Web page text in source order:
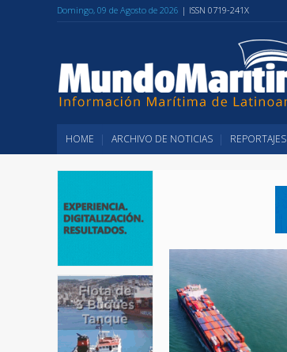
Domingo, 09 de Agosto de 2026 | ISSN 0719-241X
HOME ARCHIVO DE NOTICIAS REPORTAJES